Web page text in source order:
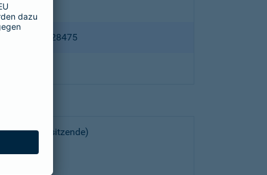
HRB 28475
(Vorsitzende)